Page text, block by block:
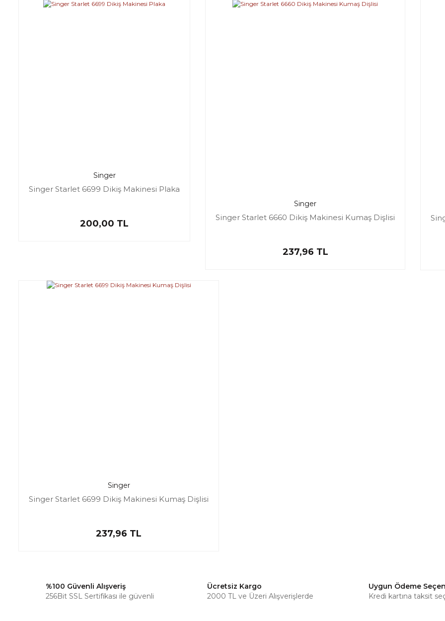
Singer
Singer Starlet 6699 Dikiş Makinesi Plaka
200,00 TL
Singer
Singer Starlet 6660 Dikiş Makinesi Kumaş Dişlisi
237,96 TL
Singer
Singer Starlet 6699 Dikiş Makinesi Kumaş Dişlisi
237,96 TL
%100 Güvenli Alışveriş
256Bit SSL Sertifikası ile güvenli
Ücretsiz Kargo
2000 TL ve Üzeri Alışverişlerde
Uygun Ödeme
Kredi kartına taksit